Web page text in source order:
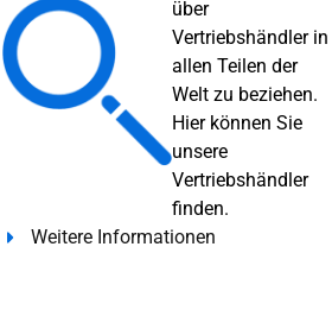
über
Vertriebshändler in
allen Teilen der
Welt zu beziehen.
Hier können Sie
unsere
Vertriebshändler
finden.
Weitere Informationen